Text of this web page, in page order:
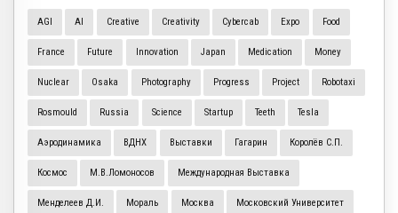
AGI AI Creative Creativity Cybercab Expo Food
France Future Innovation Japan Medication Money
Nuclear Osaka Photography Progress Project Robotaxi
Rosmould Russia Science Startup Teeth Tesla
Аэродинамика ВДНХ Выставки Гагарин Королёв С.П.
Космос М.В.Ломоносов Международная Выставка
Менделеев Д.И. Мораль Москва Московский Университет